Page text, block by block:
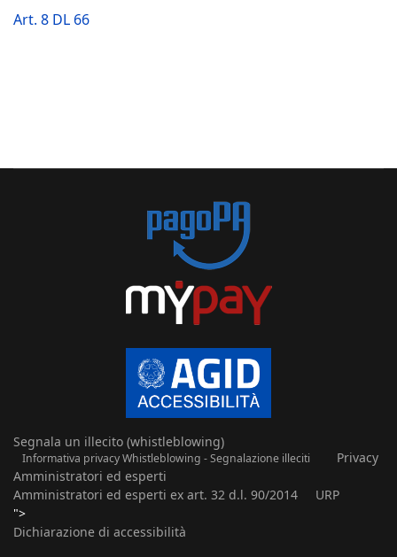
Art. 8 DL 66
Segnala un illecito (whistleblowing)
Informativa privacy Whistleblowing - Segnalazione illeciti
Privacy
Amministratori ed esperti
Amministratori ed esperti ex art. 32 d.l. 90/2014
URP
">
Dichiarazione di accessibilità